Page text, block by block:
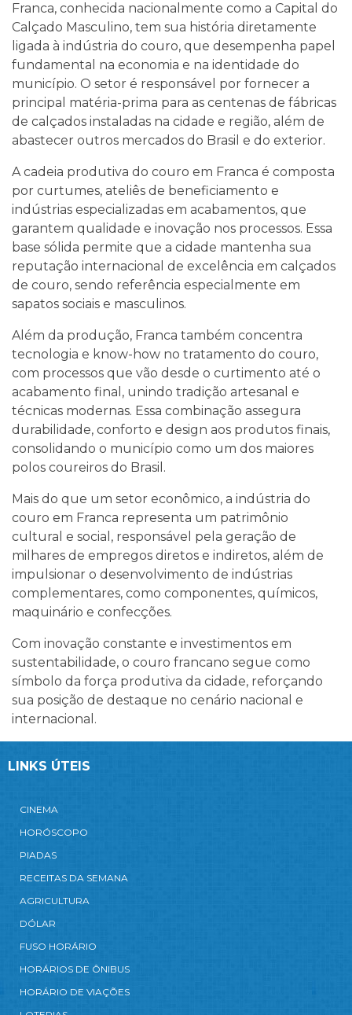
Franca, conhecida nacionalmente como a Capital do
Calçado Masculino, tem sua história diretamente
ligada à indústria do couro, que desempenha papel
fundamental na economia e na identidade do
município. O setor é responsável por fornecer a
principal matéria-prima para as centenas de fábricas
de calçados instaladas na cidade e região, além de
abastecer outros mercados do Brasil e do exterior.
A cadeia produtiva do couro em Franca é composta
por curtumes, ateliês de beneficiamento e
indústrias especializadas em acabamentos, que
garantem qualidade e inovação nos processos. Essa
base sólida permite que a cidade mantenha sua
reputação internacional de excelência em calçados
de couro, sendo referência especialmente em
sapatos sociais e masculinos.
Além da produção, Franca também concentra
tecnologia e know-how no tratamento do couro,
com processos que vão desde o curtimento até o
acabamento final, unindo tradição artesanal e
técnicas modernas. Essa combinação assegura
durabilidade, conforto e design aos produtos finais,
consolidando o município como um dos maiores
polos coureiros do Brasil.
Mais do que um setor econômico, a indústria do
couro em Franca representa um patrimônio
cultural e social, responsável pela geração de
milhares de empregos diretos e indiretos, além de
impulsionar o desenvolvimento de indústrias
complementares, como componentes, químicos,
maquinário e confecções.
Com inovação constante e investimentos em
sustentabilidade, o couro francano segue como
símbolo da força produtiva da cidade, reforçando
sua posição de destaque no cenário nacional e
internacional.
LINKS ÚTEIS
CINEMA
HORÓSCOPO
PIADAS
RECEITAS DA SEMANA
AGRICULTURA
DÓLAR
FUSO HORÁRIO
HORÁRIOS DE ÔNIBUS
HORÁRIO DE VIAÇÕES